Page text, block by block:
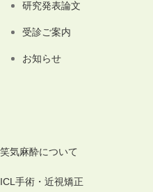
研究発表論文
受診ご案内
お知らせ
笑気麻酔について
ICL手術・近視矯正